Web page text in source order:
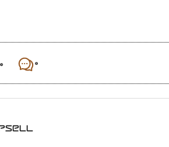
۰ ۰